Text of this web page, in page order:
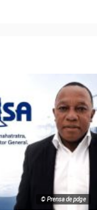
© Prensa de pdge